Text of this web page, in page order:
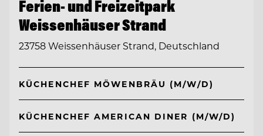
Ferien- und Freizeitpark
Weissenhäuser Strand
23758 Weissenhäuser Strand, Deutschland
KÜCHENCHEF MÖWENBRÄU (M/W/D)
KÜCHENCHEF AMERICAN DINER (M/W/D)